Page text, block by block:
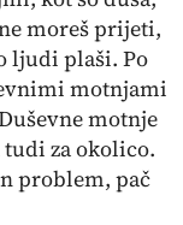
moreš prijeti,
ljudi plaši. Po
motnjami
motnje
za okolico.
problem, pač